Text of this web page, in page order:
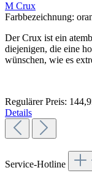
M Crux
Farbbezeichnung:
Der Crux ist ein
diejenigen, die eine
wünschen, wie es
Regulärer Preis:
Details
Service-Hotline